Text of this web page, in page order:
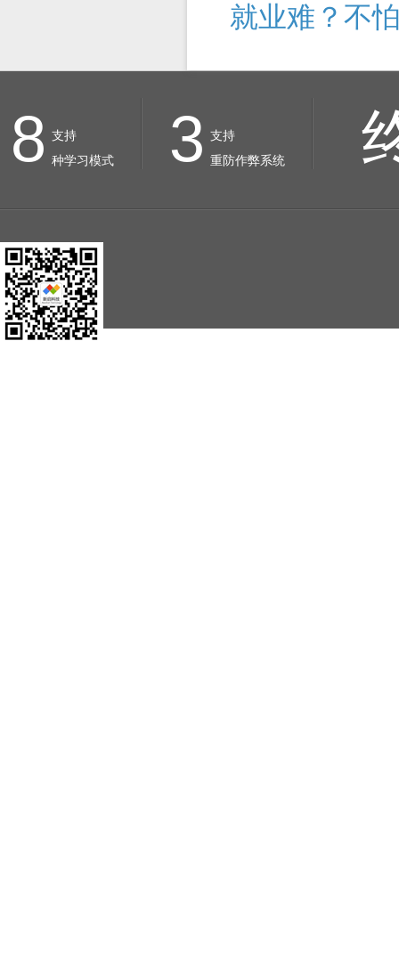
就业难？不
8 支持
种学习模式
3 支持
重防作弊系统